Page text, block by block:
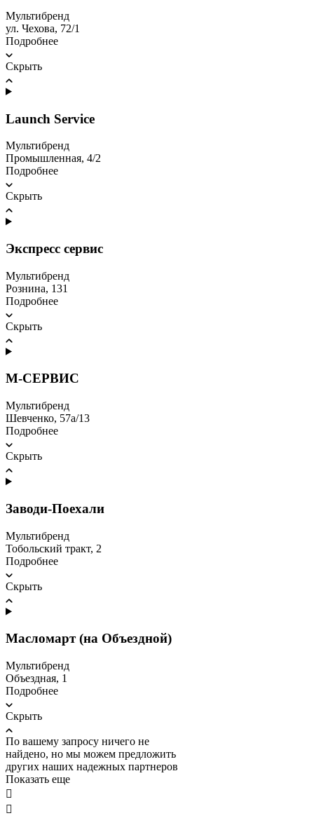
Мультибренд
ул. Чехова, 72/1
Подробнее
Скрыть
Launch Service
Мультибренд
Промышленная, 4/2
Подробнее
Скрыть
Экспресс сервис
Мультибренд
​Рознина, 131
Подробнее
Скрыть
М-СЕРВИС
Мультибренд
Шевченко, 57а/13
Подробнее
Скрыть
Заводи-Поехали
Мультибренд
Тобольский тракт, 2
Подробнее
Скрыть
Масломарт (на Объездной)
Мультибренд
Объездная, 1
Подробнее
Скрыть
По вашему запросу ничего не
найдено, но мы можем предложить
других наших надежных партнеров
Показать еще

